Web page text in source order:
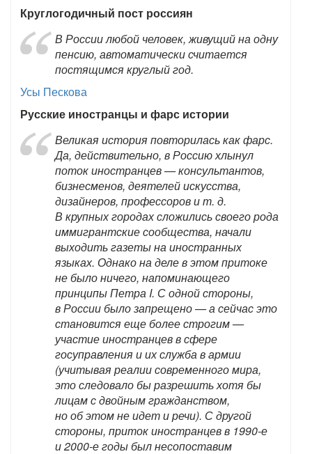
Круглогодичный пост россиян
В России любой человек, живущий на одну
пенсию, автоматически считается
постящимся круглый год.
Усы Пескова
Русские иностранцы и фарс истории
Великая история повторилась как фарс.
Да, действительно, в Россию хлынул
поток иностранцев — консультантов,
бизнесменов, деятелей искусства,
дизайнеров, профессоров и т. д.
В крупных городах сложились своего рода
иммигрантские сообщества, начали
выходить газеты на иностранных
языках. Однако на деле в этом притоке
не было ничего, напоминающего
принципы Петра I. С одной стороны,
в России было запрещено — а сейчас это
становится еще более строгим —
участие иностранцев в сфере
госуправления и их служба в армии
(учитывая реалии современного мира,
это следовало бы разрешить хотя бы
лицам с двойным гражданством,
но об этом не идет и речи). С другой
стороны, приток иностранцев в 1990-е
и 2000-е годы был несопоставим